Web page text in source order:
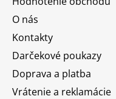
O nás
Kontakty
Darčekové poukazy
Doprava a platba
Vrátenie a reklamácie